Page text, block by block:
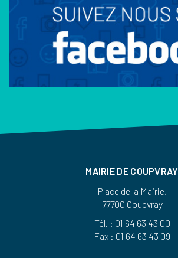
MAIRIE DE COUPVRAY
Place de la Mairie,
77700 Coupvray
Tél. : 01 64 63 43 00
Fax : 01 64 63 43 09